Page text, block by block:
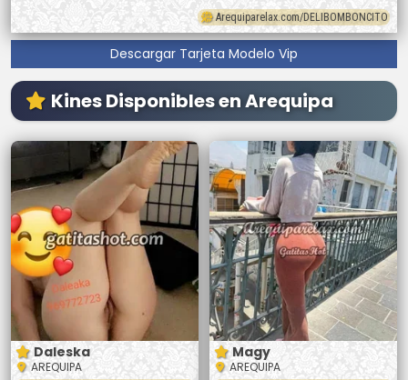
Arequiparelax.com/DELIBOMBONCITO
Descargar Tarjeta Modelo Vip
Kines Disponibles en Arequipa
Daleska
AREQUIPA
Magy
AREQUIPA